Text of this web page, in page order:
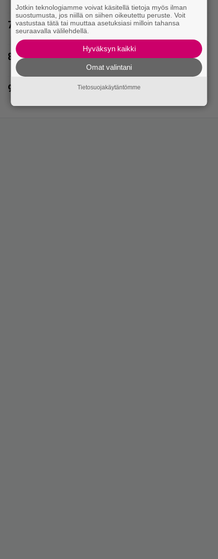
7.
Sofia Belórfin omaisuutta myynnissä – jälleenmyyjä
tulee Suomesta
8.
IS: Mysteerivideolla esiintynyt Tanssii tähtien
kanssa -juontaja tuli kasvoillaan julki
9.
Heikki Paasonen kaunistautui Eppujen keikalle –
Jotkin teknologiamme voivat käsitellä tietoja myös ilman
suostumusta, jos niillä on siihen oikeutettu peruste. Voit
vastustaa tätä tai muuttaa asetuksiasi milloin tahansa
seuraavalla välilehdellä.
Hyväksyn kaikki
Omat valintani
Tietosuojakäytäntömme